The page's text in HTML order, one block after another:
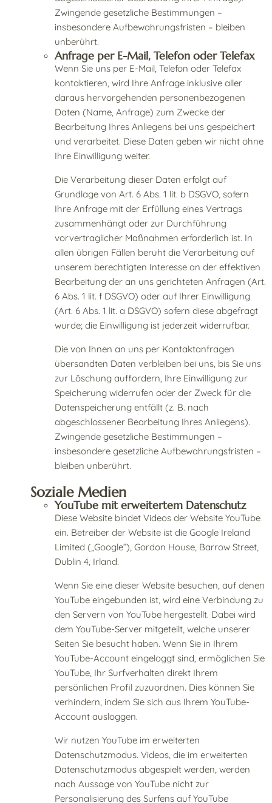
Zwingende gesetzliche Bestimmungen –
insbesondere Aufbewahrungsfristen – bleiben
unberührt.
Anfrage per E-Mail, Telefon oder Telefax
Wenn Sie uns per E-Mail, Telefon oder Telefax
kontaktieren, wird Ihre Anfrage inklusive aller
daraus hervorgehenden personenbezogenen
Daten (Name, Anfrage) zum Zwecke der
Bearbeitung Ihres Anliegens bei uns gespeichert
und verarbeitet. Diese Daten geben wir nicht ohne
Ihre Einwilligung weiter.
Die Verarbeitung dieser Daten erfolgt auf
Grundlage von Art. 6 Abs. 1 lit. b DSGVO, sofern
Ihre Anfrage mit der Erfüllung eines Vertrags
zusammenhängt oder zur Durchführung
vorvertraglicher Maßnahmen erforderlich ist. In
allen übrigen Fällen beruht die Verarbeitung auf
unserem berechtigten Interesse an der effektiven
Bearbeitung der an uns gerichteten Anfragen (Art.
6 Abs. 1 lit. f DSGVO) oder auf Ihrer Einwilligung
(Art. 6 Abs. 1 lit. a DSGVO) sofern diese abgefragt
wurde; die Einwilligung ist jederzeit widerrufbar.
Die von Ihnen an uns per Kontaktanfragen
übersandten Daten verbleiben bei uns, bis Sie uns
zur Löschung auffordern, Ihre Einwilligung zur
Speicherung widerrufen oder der Zweck für die
Datenspeicherung entfällt (z. B. nach
abgeschlossener Bearbeitung Ihres Anliegens).
Zwingende gesetzliche Bestimmungen –
insbesondere gesetzliche Aufbewahrungsfristen –
bleiben unberührt.
Soziale Medien
YouTube mit erweitertem Datenschutz
Diese Website bindet Videos der Website YouTube
ein. Betreiber der Website ist die Google Ireland
Limited („Google”), Gordon House, Barrow Street,
Dublin 4, Irland.
Wenn Sie eine dieser Website besuchen, auf denen
YouTube eingebunden ist, wird eine Verbindung zu
den Servern von YouTube hergestellt. Dabei wird
dem YouTube-Server mitgeteilt, welche unserer
Seiten Sie besucht haben. Wenn Sie in Ihrem
YouTube-Account eingeloggt sind, ermöglichen Sie
YouTube, Ihr Surfverhalten direkt Ihrem
persönlichen Profil zuzuordnen. Dies können Sie
verhindern, indem Sie sich aus Ihrem YouTube-
Account ausloggen.
Wir nutzen YouTube im erweiterten
Datenschutzmodus. Videos, die im erweiterten
Datenschutzmodus abgespielt werden, werden
nach Aussage von YouTube nicht zur
Personalisierung des Surfens auf YouTube